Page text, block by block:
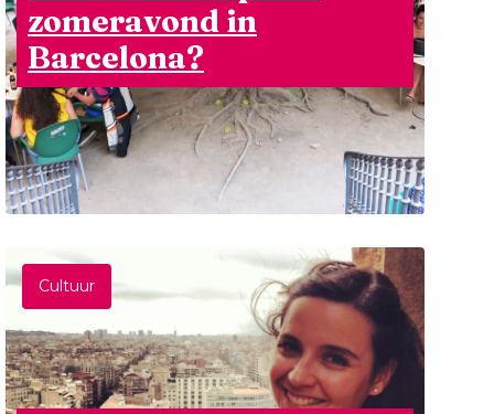
zomeravond in
Barcelona?
Cultuur